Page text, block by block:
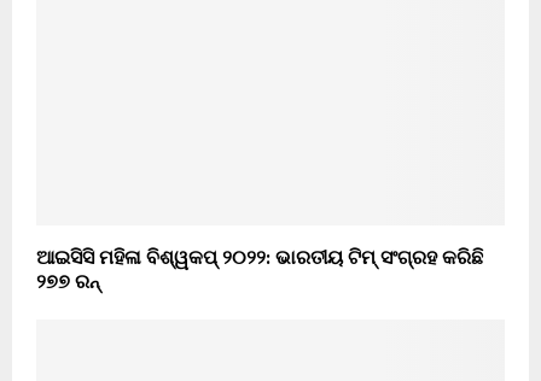
ଆଇସିସି ମହିଳା ବିଶ୍ୱକପ୍‌ ୨୦୨୨: ଭାରତୀୟ ଟିମ୍‌ ସଂଗ୍ରହ କରିଛି
୨୭୭ ରନ୍‌